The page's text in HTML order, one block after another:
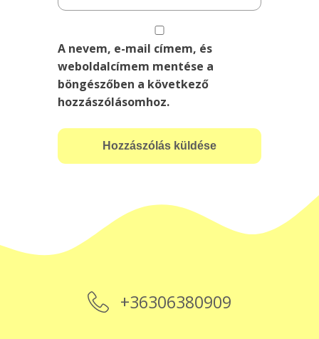
A nevem, e-mail címem, és
weboldalcímem mentése a
böngészőben a következő
hozzászólásomhoz.
+36306380909